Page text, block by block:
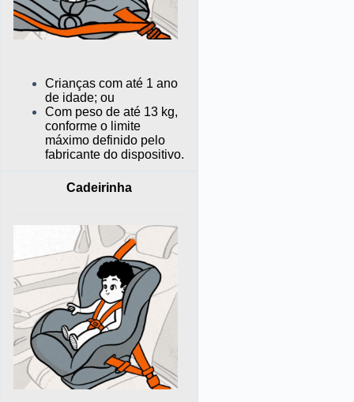
Crianças com até 1 ano
de idade; ou
Com peso de até 13 kg,
conforme o limite
máximo definido pelo
fabricante do dispositivo.
Cadeirinha